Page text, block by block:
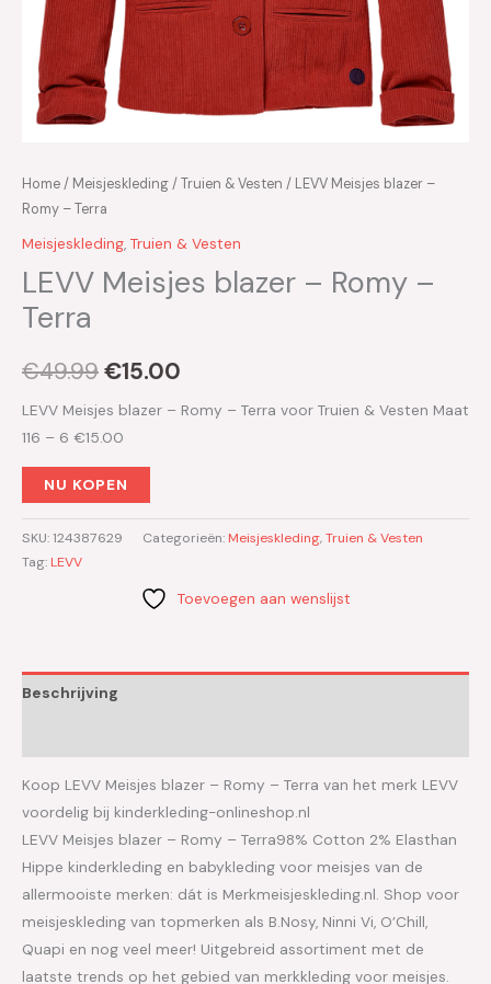
Home/ Meisjeskleding/Truien & Vesten / LEVV Meisjes blazer –
Romy – Terra
Meisjeskleding, Truien & Vesten
LEVV Meisjes blazer – Romy –
Terra
€49.99€15.00
LEVV Meisjes blazer – Romy – Terra voor Truien & Vesten Maat
116 – 6 €15.00
NU KOPEN
SKU:124387629 Categorieën: Meisjeskleding,Truien & Vesten
Tag: LEVV
Toevoegen aan wenslijst
Beschrijving
Koop LEVV Meisjes blazer – Romy – Terra van het merk LEVV
voordelig bij kinderkleding-onlineshop.nl
LEVV Meisjes blazer – Romy – Terra98% Cotton 2% Elasthan
Hippe kinderkleding en babykleding voor meisjes van de
allermooiste merken: dát is Merkmeisjeskleding.nl. Shop voor
meisjeskleding van topmerken als B.Nosy, Ninni Vi, O’Chill,
Quapi en nog veel meer! Uitgebreid assortiment met de
laatste trends op het gebied van merkkleding voor meisjes.